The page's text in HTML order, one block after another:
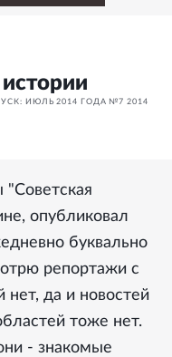
ИЮЛЬ 2014 ГОДА №7 2014
"Советская
опубликовал
буквально
репортажи с
да и новостей
тоже нет.
- знакомые